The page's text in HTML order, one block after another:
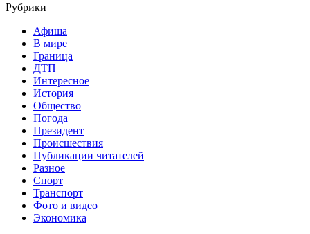
Рубрики
Афиша
В мире
Граница
ДТП
Интересное
История
Общество
Погода
Президент
Происшествия
Публикации читателей
Разное
Спорт
Транспорт
Фото и видео
Экономика